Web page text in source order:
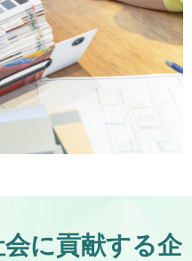
に貢献する企